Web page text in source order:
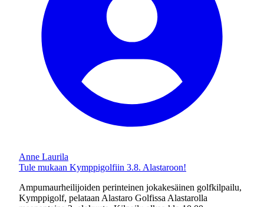
Anne Laurila
Tule mukaan Kymppigolfiin 3.8. Alastaroon!
Ampumaurheilijoiden perinteinen jokakesäinen golfkilpailu,
Kymppigolf, pelataan Alastaro Golfissa Alastarolla